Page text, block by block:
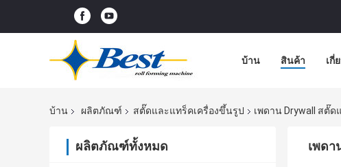
บ้าน สินค้า เกี่
บ้าน ผลิตภัณฑ์ สตั๊ดและแทร็คเครื่องขึ้นรูป เพดาน Drywall สตั๊ด
ผลิตภัณฑ์ทั้งหมด เพดา